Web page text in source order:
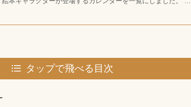
タップで飛べる目次